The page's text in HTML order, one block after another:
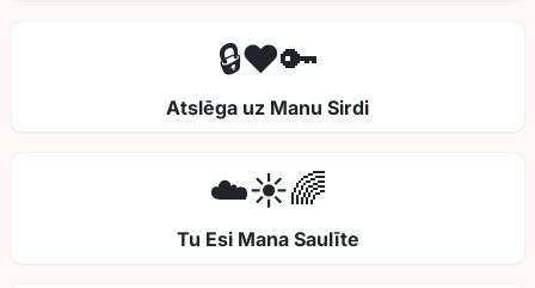
🔒❤️🔑
Atslēga uz Manu Sirdi
☁️☀️🌈
Tu Esi Mana Saulīte